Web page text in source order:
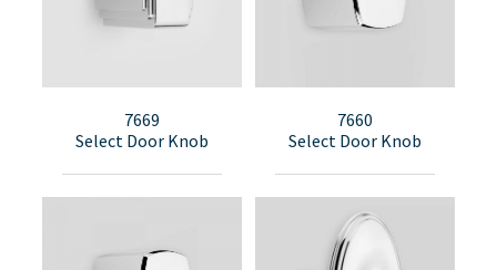
7669
Select Door Knob
7660
Select Door Knob